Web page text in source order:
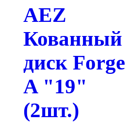
AEZ
Кованный
диск Forge
A "19"
(2шт.)